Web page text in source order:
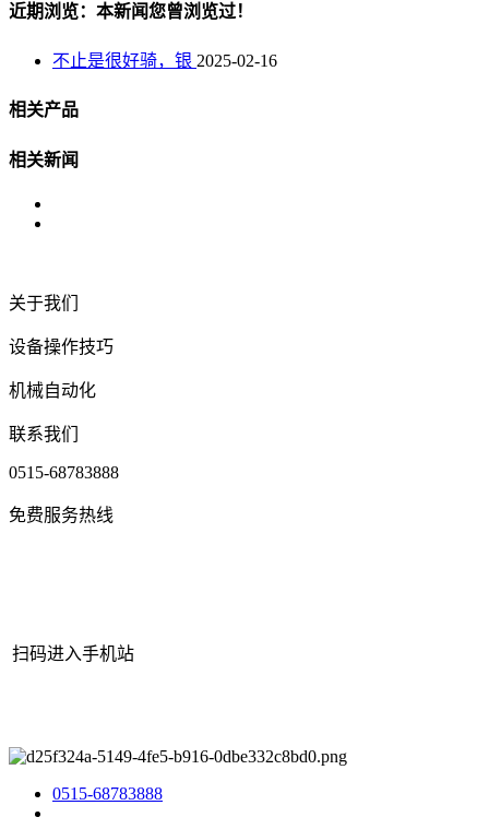
近期浏览：本新闻您曾浏览过！
不止是很好骑，银 2025-02-16
相关产品
相关新闻
关于我们
设备操作技巧
机械自动化
联系我们
0515-68783888
免费服务热线
扫码进入手机站
0515-68783888